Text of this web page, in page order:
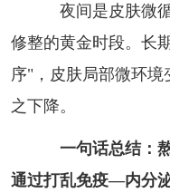
夜间是皮肤微循
修整的黄金时段。长
序"，皮肤局部微环
之下降。
一句话总结：
通过打乱免疫—内分